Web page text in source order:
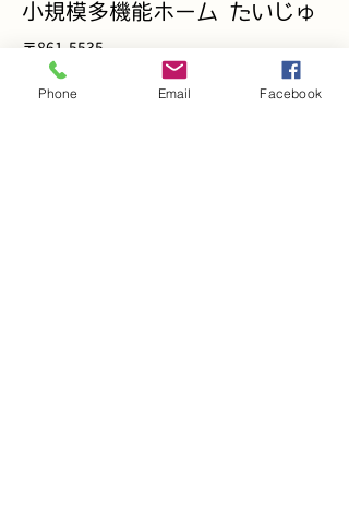
小規模多機能ホーム たいじゅ
〒861-5535
熊本県熊本市北区貢町65
Phone Email Facebook